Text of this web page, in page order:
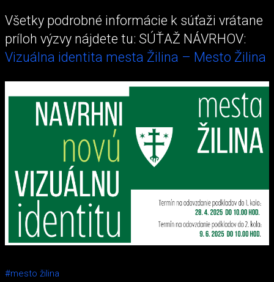
Všetky podrobné informácie k súťaži vrátane
príloh výzvy nájdete tu: SÚŤAŽ NÁVRHOV:
Vizuálna identita mesta Žilina – Mesto Žilina
#mesto žilina